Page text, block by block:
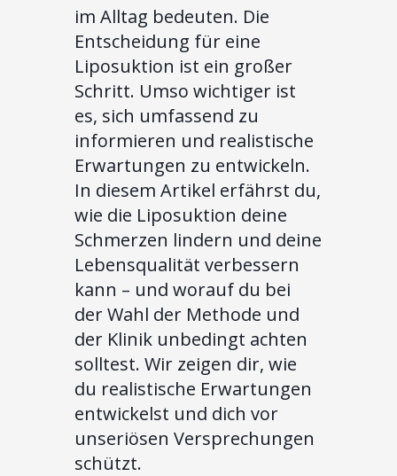
im Alltag bedeuten. Die
Entscheidung für eine
Liposuktion ist ein großer
Schritt. Umso wichtiger ist
es, sich umfassend zu
informieren und realistische
Erwartungen zu entwickeln.
In diesem Artikel erfährst du,
wie die Liposuktion deine
Schmerzen lindern und deine
Lebensqualität verbessern
kann – und worauf du bei
der Wahl der Methode und
der Klinik unbedingt achten
solltest. Wir zeigen dir, wie
du realistische Erwartungen
entwickelst und dich vor
unseriösen Versprechungen
schützt.